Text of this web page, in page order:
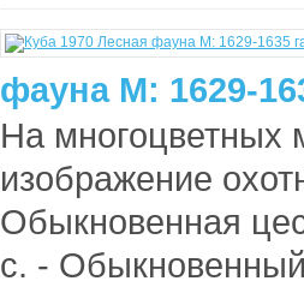
фауна М: 1629-
На многоцветных
изображение
Обыкновенная
с. -